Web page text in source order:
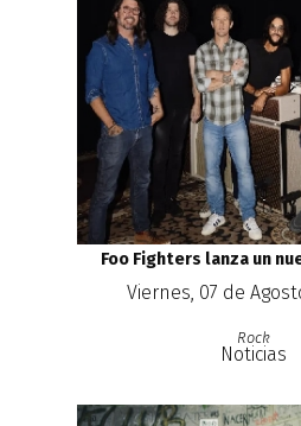
Foo Fighters lanza un
Viernes, 07 de
Rock
Noticias